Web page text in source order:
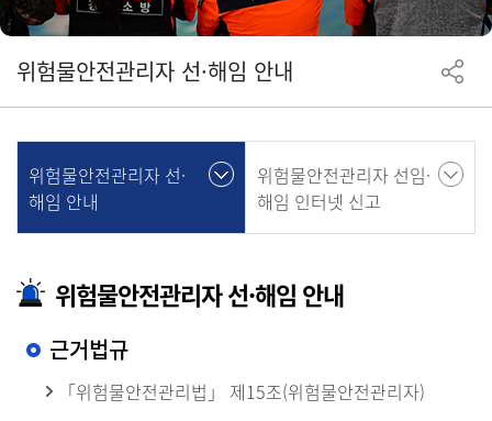
위험물안전관리자 선·해임 안내
위험물안전관리자 선·
해임 안내
위험물안전관리자 선임·
해임 인터넷 신고
위험물안전관리자 선·해임 안내
근거법규
「위험물안전관리법」 제15조(위험물안전관리자)